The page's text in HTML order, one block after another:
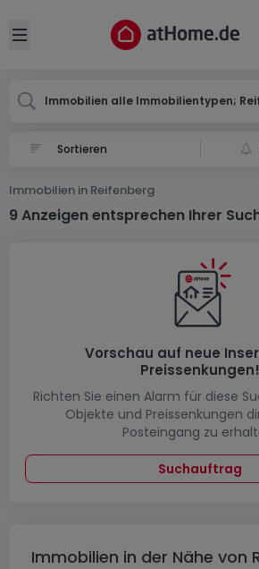
Open sidebar
Immobilien alle Immobilientypen;
Immobilien in Reifenberg
9 Anzeigen entsprechen Ihrer
Vorschau auf neue
Preissenkungen!
Richten Sie einen Alarm für diese
Objekte und Preissenkungen
Posteingang zu
Suchauftrag
Immobilien in der Nähe von
Ort
Abbrechen